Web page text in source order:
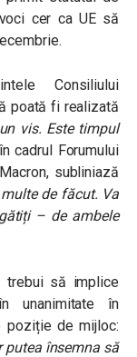
cer ca UE să
Consiliului
poată fi realizată
vis. Este timpul
cadrul Forumului
subliniază
de făcut. Va
– de ambele
trebui să implice
unanimitate în
poziție de mijloc:
putea însemna să